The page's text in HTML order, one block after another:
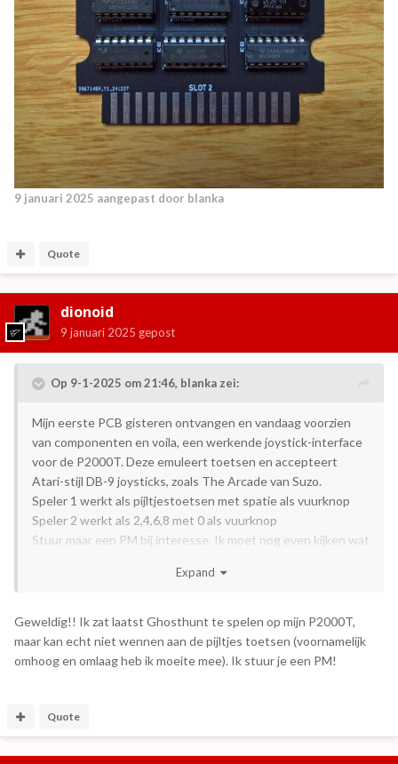
9 januari 2025 aangepast door blanka
Quote
dionoid
9 januari 2025 gepost
Op 9-1-2025 om 21:46, blanka zei:
Mijn eerste PCB gisteren ontvangen en vandaag voorzien
van componenten en voila, een werkende joystick-interface
voor de P2000T. Deze emuleert toetsen en accepteert
Atari-stijl DB-9 joysticks, zoals The Arcade van Suzo.
Speler 1 werkt als pijltjestoetsen met spatie als vuurknop
Speler 2 werkt als 2,4,6,8 met 0 als vuurknop
Stuur maar een PM bij interesse. Ik moet nog even kijken wat
Expand
Geweldig!! Ik zat laatst Ghosthunt te spelen op mijn P2000T,
maar kan echt niet wennen aan de pijltjes toetsen (voornamelijk
omhoog en omlaag heb ik moeite mee). Ik stuur je een PM!
Quote